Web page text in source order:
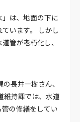
は、地面の下に
います。 しかし
管が老朽化し、
長井一樹さん、
維持課では、水道
の修繕をしてい